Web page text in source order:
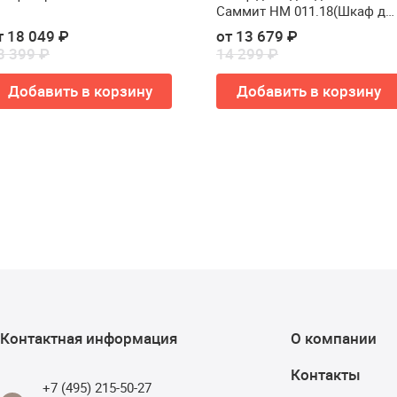
18 049 ₽
399 ₽
Добавить в корзину
Саммит НМ 011.18(Шкаф для
одежды Сильва Summit НМ
011.18)
от 13 679 ₽
14 299 ₽
Добавить в корзину
Контактная информация
+7 (495) 215-50-27
О компании
Контакты